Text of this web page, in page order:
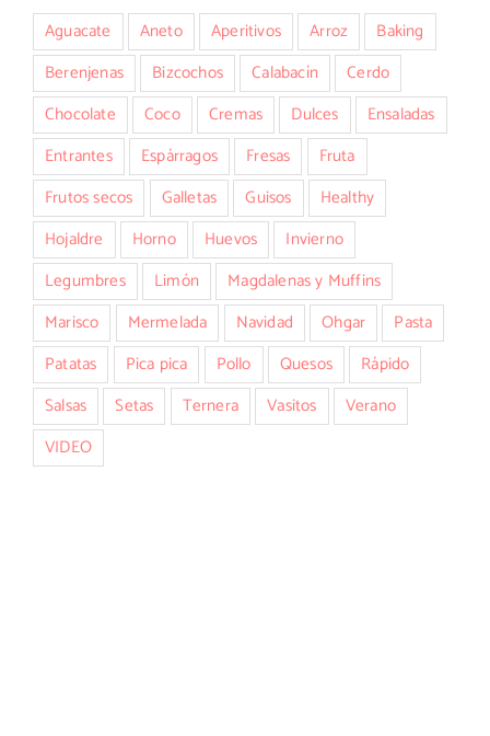
Aguacate Aneto Aperitivos Arroz
Baking
Berenjenas
Bizcochos Calabacín
Cerdo
Chocolate
Coco Cremas Dulces
Ensaladas
Entrantes
Espárragos Fresas
Fruta
Frutos secos
Galletas Guisos
Healthy
Hojaldre
Horno Huevos
Invierno
Legumbres
Limón
Magdalenas y Muffins
Marisco
Mermelada Navidad Ohgar
Pasta
Patatas
Pica pica Pollo Quesos
Rápido
Salsas
Setas Ternera Vasitos
Verano
VIDEO